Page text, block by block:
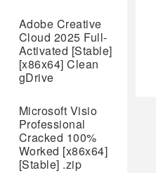
Adobe Creative
Cloud 2025 Full-
Activated [Stable]
[x86x64] Clean
gDrive
Microsoft Visio
Professional
Cracked 100%
Worked [x86x64]
[Stable] .zip